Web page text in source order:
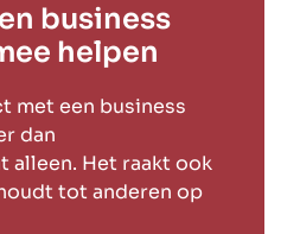
business
helpen
met een business
dan
alleen. Het raakt ook
tot anderen op